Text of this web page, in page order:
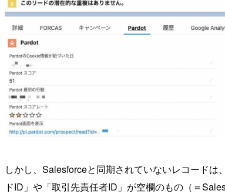
しかし、Salesforceと同期されていないレコード
ドID」や「取引先責任者ID」が空欄のもの（＝